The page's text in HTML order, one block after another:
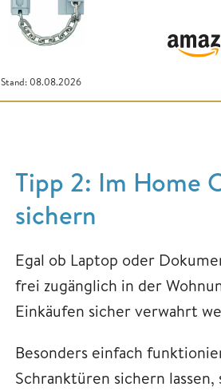
Stand: 08.08.2026
Tipp 2: Im Home
sichern
Egal ob Laptop oder
frei zugänglich in der
Einkäufen sicher verwahrt
Besonders einfach
Schranktüren sichern